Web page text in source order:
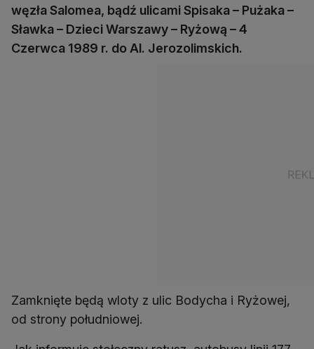
węzła Salomea, bądź ulicami Spisaka – Pużaka –
Sławka – Dzieci Warszawy – Ryżową – 4
Czerwca 1989 r. do Al. Jerozolimskich.
Zamknięte będą wloty z ulic Bodycha i Ryżowej,
od strony południowej.